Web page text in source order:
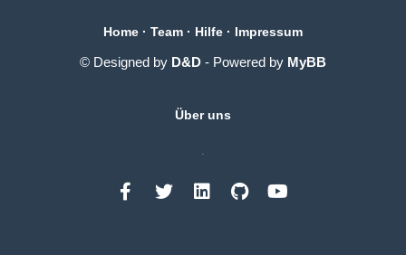
Home · Team · Hilfe · Impressum
© Designed by D&D - Powered by MyBB
Über uns
.